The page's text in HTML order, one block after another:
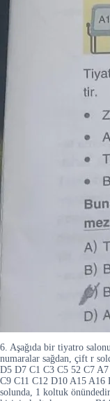
6. Aşağıda bir tiyatro
numaralar sağdan, çift r
D5 D7 C1 C3 C5 52 C7
C9 C11 C12 D10 A15
solunda, 1 koltuk